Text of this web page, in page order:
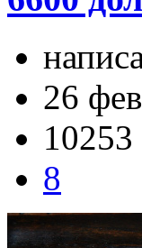
26
10253
8